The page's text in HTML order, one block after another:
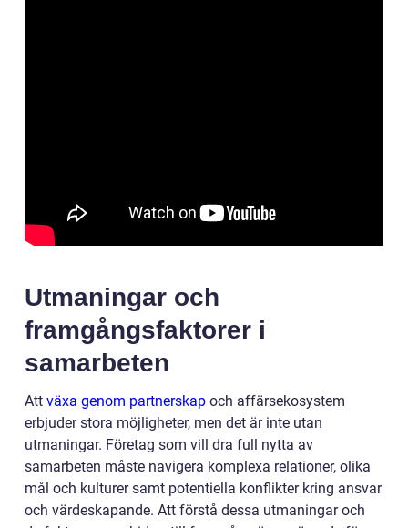
Utmaningar och
framgångsfaktorer i
samarbeten
Att växa genom partnerskap och affärsekosystem
erbjuder stora möjligheter, men det är inte utan
utmaningar. Företag som vill dra full nytta av
samarbeten måste navigera komplexa relationer, olika
mål och kulturer samt potentiella konflikter kring ansvar
och värdeskapande. Att förstå dessa utmaningar och